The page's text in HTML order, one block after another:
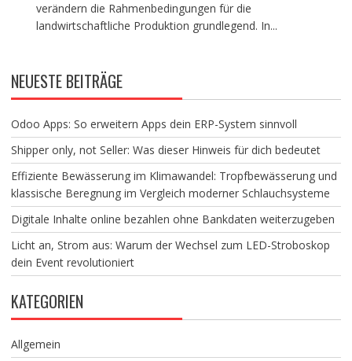
verändern die Rahmenbedingungen für die
landwirtschaftliche Produktion grundlegend. In...
NEUESTE BEITRÄGE
Odoo Apps: So erweitern Apps dein ERP-System sinnvoll
Shipper only, not Seller: Was dieser Hinweis für dich bedeutet
Effiziente Bewässerung im Klimawandel: Tropfbewässerung und
klassische Beregnung im Vergleich moderner Schlauchsysteme
Digitale Inhalte online bezahlen ohne Bankdaten weiterzugeben
Licht an, Strom aus: Warum der Wechsel zum LED-Stroboskop
dein Event revolutioniert
KATEGORIEN
Allgemein